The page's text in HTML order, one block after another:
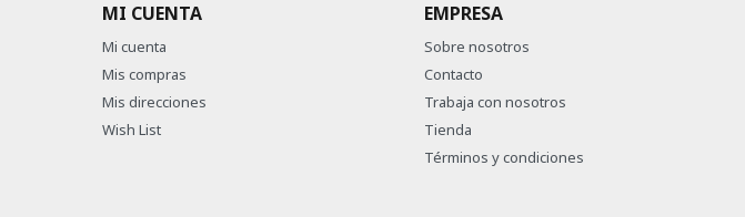
MI CUENTA
Mi cuenta
Mis compras
Mis direcciones
Wish List
EMPRESA
Sobre nosotros
Contacto
Trabaja con nosotros
Tienda
Términos y condiciones